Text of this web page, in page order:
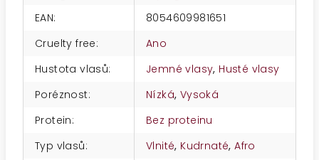
EAN:
8054609981651
Cruelty free:
Ano
Hustota vlasů: Jemné vlasy, Husté vlasy
Poréznost: Nízká, Vysoká
Protein:
Bez proteinu
Typ vlasů: Vlnité, Kudrnaté,Afro